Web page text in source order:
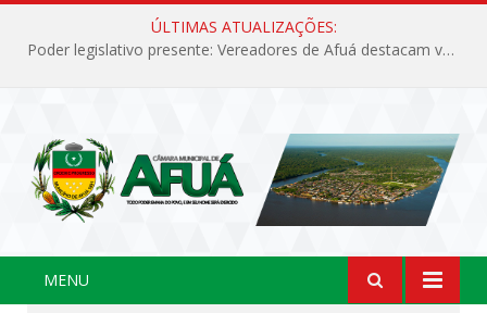
ÚLTIMAS ATUALIZAÇÕES:
Poder legislativo presente: Vereadores de Afuá destacam valorização cultural e desenvolvimento no 42º Festival do Camarão
MENU